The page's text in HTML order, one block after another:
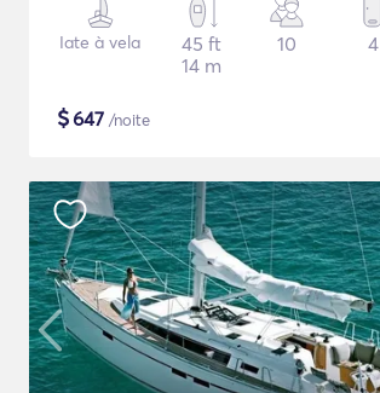
Iate à vela
45 ft
14 m
10 4
$647 /noite